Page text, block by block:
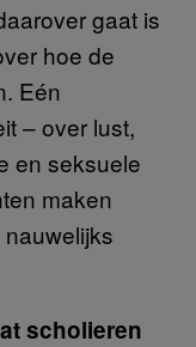
gaat is
hoe de
Eén
– over lust,
en seksuele
maken
scholieren